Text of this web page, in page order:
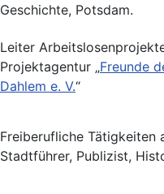
Geschichte, Potsdam.
Leiter
Projektagentur „Freunde
Dahlem e. V.“
Freiberufliche Tätigkeiten
Stadtführer, Publizist,